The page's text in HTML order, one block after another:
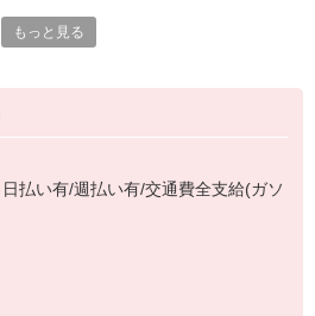
インなので初心者さんも始めやすいお
！土日休み、週3日勤務などご相談くだ
もっと見る
払い有/週払い有/交通費全支給(ガソ